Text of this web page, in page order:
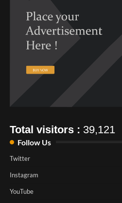
Total visitors : 39,121
Follow Us
Twitter
Instagram
YouTube